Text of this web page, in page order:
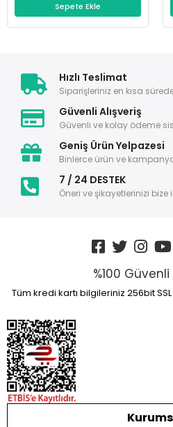
Sepete Ekle
Hızlı Teslimat
Siparişleriniz en kısa
Güvenli Alışveriş
Güvenli ve kolay ödeme
Geniş Ürün Yelpazesi
Binlerce ürün ve
7 / 24 DESTEK
Öneri ve şikayetlerinizi bize
%100
Tüm kredi kartı bilgileriniz 256bit